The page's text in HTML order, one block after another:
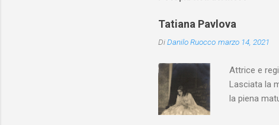
Tatiana Pavlova
DiDanilo Ruocco marzo 14, 2021
Attrice e
Lasciata la
la piena